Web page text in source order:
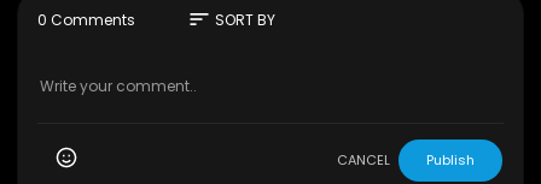
0 Comments sort SORT BY
CANCEL Publish